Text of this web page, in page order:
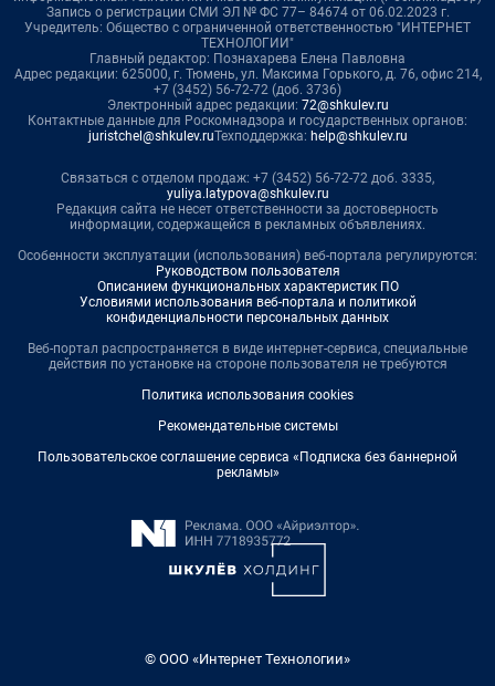
Запись о регистрации СМИ ЭЛ № ФС 77– 84674 от 06.02.2023 г.
Учредитель: Общество с ограниченной ответственностью "ИНТЕРНЕТ
ТЕХНОЛОГИИ"
Главный редактор: Познахарева Елена Павловна
Адрес редакции: 625000, г. Тюмень, ул. Максима Горького, д. 76, офис 214,
+7 (3452) 56-72-72 (доб. 3736)
Электронный адрес редакции: 72@shkulev.ru
Контактные данные для Роскомнадзора и государственных органов:
juristchel@shkulev.ruТехподдержка: help@shkulev.ru
Связаться с отделом продаж: +7 (3452) 56-72-72 доб. 3335,
yuliya.latypova@shkulev.ru
Редакция сайта не несет ответственности за достоверность
информации, содержащейся в рекламных объявлениях.
Особенности эксплуатации (использования) веб-портала регулируются:
Руководством пользователя
Описанием функциональных характеристик ПО
Условиями использования веб-портала и политикой
конфиденциальности персональных данных
Веб-портал распространяется в виде интернет-сервиса, специальные
действия по установке на стороне пользователя не требуются
Политика использования cookies
Рекомендательные системы
Пользовательское соглашение сервиса «Подписка без баннерной
рекламы»
© ООО «Интернет Технологии»